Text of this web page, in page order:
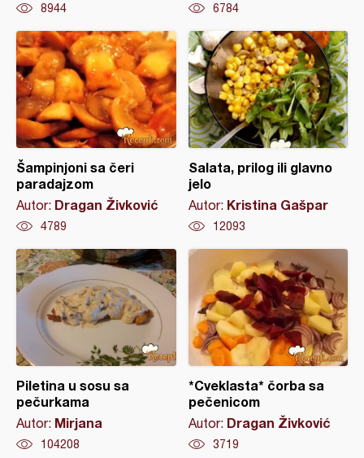
8944 6784
Šampinjoni sa čeri
paradajzom
Autor: Dragan Živković
4789
Salata, prilog ili glavno
jelo
Autor: Kristina Gašpar
12093
Piletina u sosu sa
pečurkama
Autor: Mirjana
104208
*Cveklasta* čorba sa
pečenicom
Autor: Dragan Živković
3719